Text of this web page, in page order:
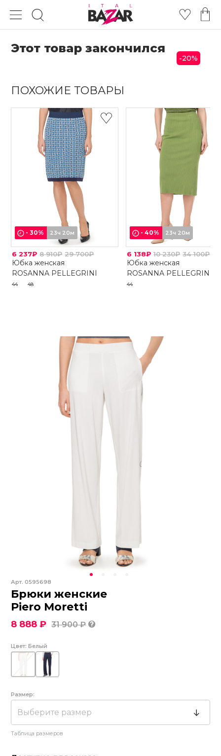
Этот товар закончился
ПОХОЖИЕ ТОВАРЫ
-30% 23ч 20м
6 237₽ 8 910₽ 29 700₽
Юбка женская
ROSANNA PELLEGRINI
44 48
-40% 23ч 20м
6 138₽ 10 230₽ 34 100₽
Юбка женская
ROSANNA PELLEGRINI
44
-20%
Арт.0595698
Брюки женские
Piero Moretti
8 888 ₽ 31 900 ₽
Цвет: Белый
Размер:
Выберите размер
Таблица размеров